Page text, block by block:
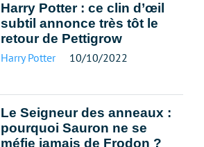
Harry Potter : ce clin d’œil
subtil annonce très tôt le
retour de Pettigrow
Harry Potter 10/10/2022
Le Seigneur des anneaux :
pourquoi Sauron ne se
méfie jamais de Frodon ?